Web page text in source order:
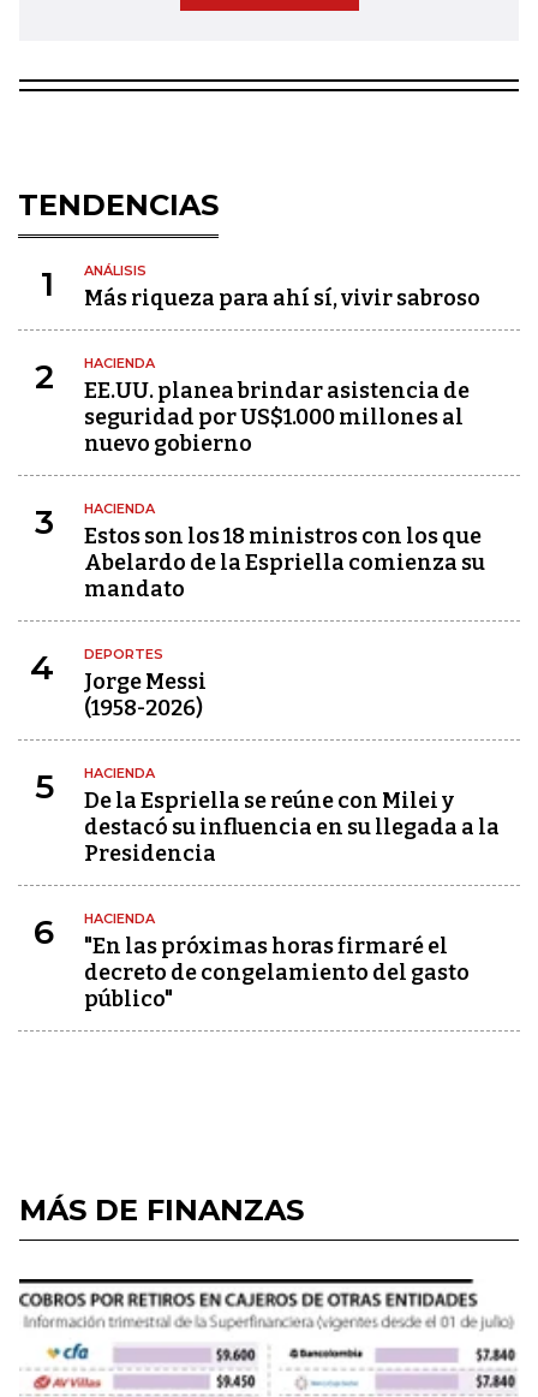
TENDENCIAS
1 ANÁLISIS
Más riqueza para ahí sí, vivir sabroso
2 HACIENDA
EE.UU. planea brindar asistencia de
seguridad por US$1.000 millones al
nuevo gobierno
3 HACIENDA
Estos son los 18 ministros con los que
Abelardo de la Espriella comienza su
mandato
4 DEPORTES
Jorge Messi
(1958-2026)
5 HACIENDA
De la Espriella se reúne con Milei y
destacó su influencia en su llegada a la
Presidencia
6 HACIENDA
"En las próximas horas firmaré el
decreto de congelamiento del gasto
público"
MÁS DE FINANZAS